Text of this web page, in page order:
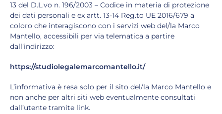
13 del D.L.vo n. 196/2003 – Codice in materia di protezione
dei dati personali e ex artt. 13-14 Reg.to UE 2016/679 a
coloro che interagiscono con i servizi web del/la Marco
Mantello, accessibili per via telematica a partire
dall’indirizzo:
https://studiolegalemarcomantello.it/
L’informativa è resa solo per il sito del/la Marco Mantello e
non anche per altri siti web eventualmente consultati
dall’utente tramite link.